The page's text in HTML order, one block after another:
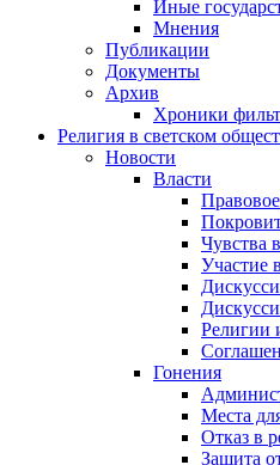
Иные
Мнения
Публикации
Документы
Архив
Хроники
Религия в светском
Новости
Власти
Чувства
Участие
Религии
Гонения
Места
Отказ в
Защита